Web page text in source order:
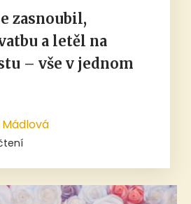
zasnoubil,
a letěl na
– vše v jednom